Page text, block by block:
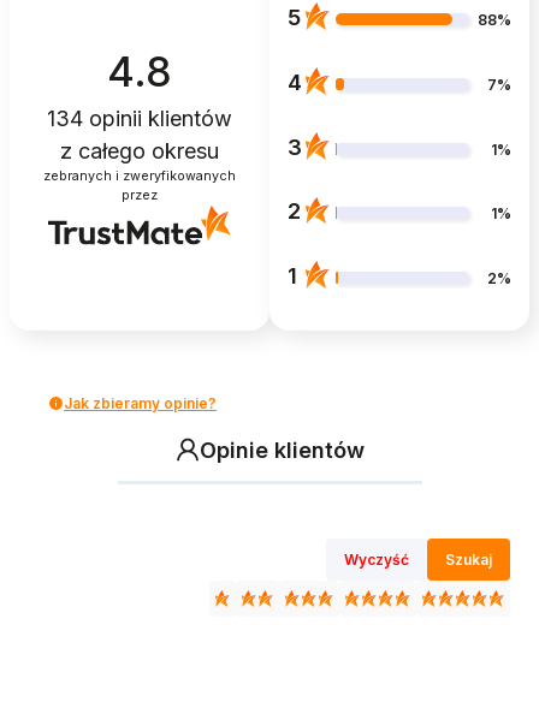
4.8
134 opinii klientów
z całego okresu
zebranych i zweryfikowanych
przez
5 88%
4 7%
3 1%
2 1%
1 2%
Jak zbieramy opinie?
Opinie klientów
Wyczyść Szukaj